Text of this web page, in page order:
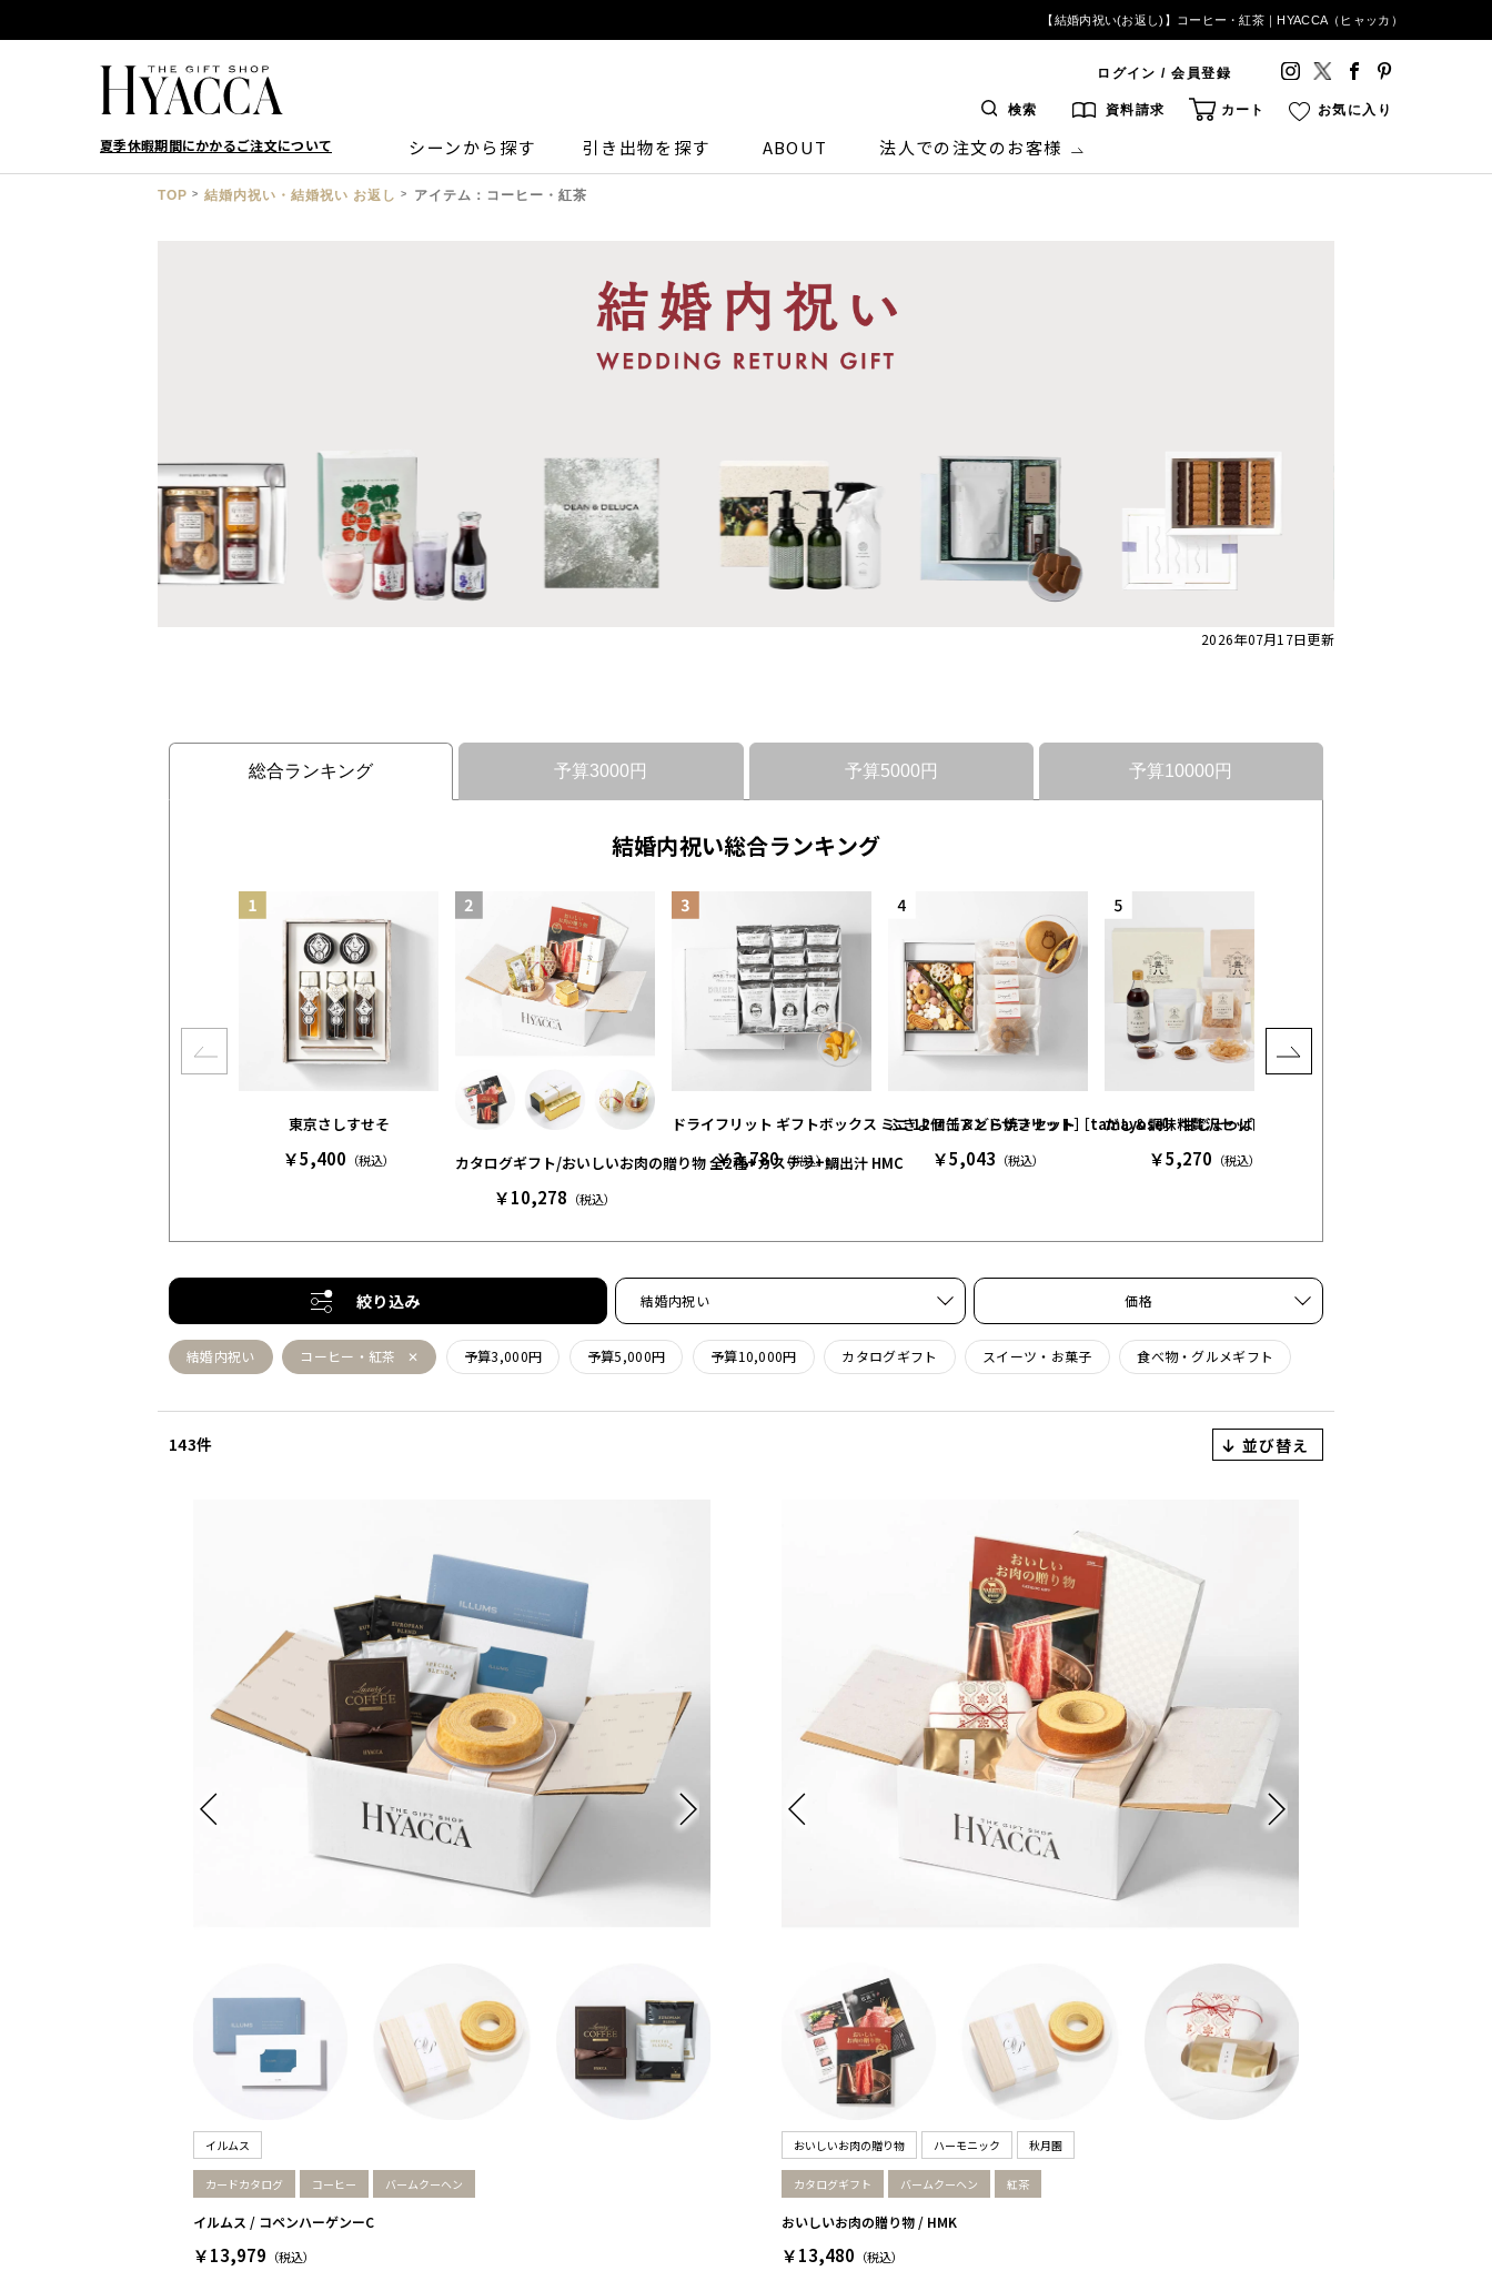
【結婚内祝い(お返し)】コーヒー・紅茶｜HYACCA（ヒャッカ）
ログイン / 会員登録
検索 資料請求 カート お気に入り
シーンから探す 引き出物を探す ABOUT 法人での注文のお客様
TOP 結婚内祝い・結婚祝い お返し アイテム：コーヒー・紅茶
2026年07月17日更新
夏季休暇期間にかかるご注文について
総合ランキング 予算3000円 予算5000円 予算10000円
結婚内祝い総合ランキング
東京さしすせそ
￥5,400 （税込） カタログギフト/おいしいお肉の贈り物 全2種+カステラ+鯛出汁 HMC
￥10,278 （税込）
ドライフリット ギフトボックス ミニ 12個［アンドザフリット］
￥3,780（税込）
ふきよせ缶＆どら焼きセット［tamayose］ 甘じょっぱい缶［tamayose］
￥5,043 （税込）
だし＆調味料贅沢セット［やいづ善八］
￥5,270 （税込）
絞り込み 結婚内祝い 価格
結婚内祝い コーヒー・紅茶 予算3,000円 予算5,000円 予算10,000円 カタログギフト スイーツ・お菓子 食べ物・グルメギフト
143件 並び替え
イルムス
カードカタログ コーヒー バームクーヘン
イルムス / コペンハーゲンーC
￥13,979 （税込）
おいしいお肉の贈り物 ハーモニック 秋月園
カタログギフト バームクーヘン 紅茶
おいしいお肉の贈り物 / HMK
￥13,480 （税込）